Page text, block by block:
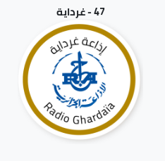
47 - غرداية